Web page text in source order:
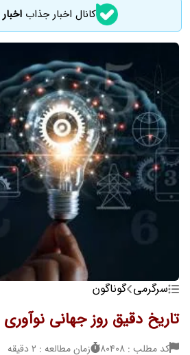
کانال اخبار جذاب
سرگرمی گوناگون
تاریخ دقیق روز جهانی
کد مطلب : 80408 زمان مطالعه : 2 دقیقه